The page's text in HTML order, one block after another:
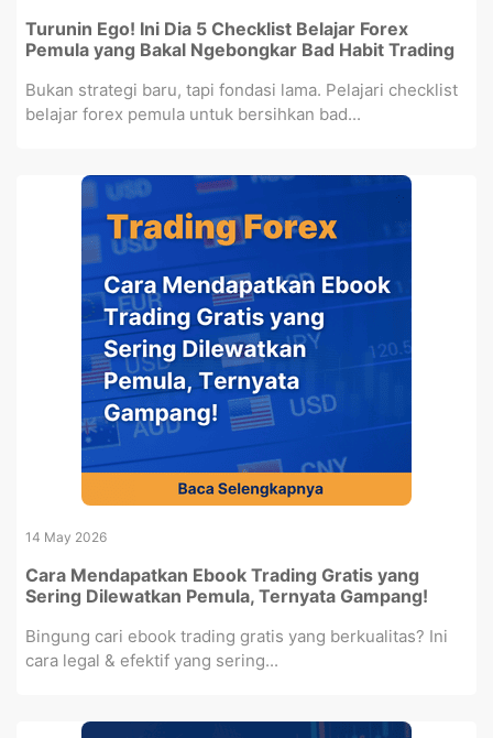
Turunin Ego! Ini Dia 5 Checklist Belajar Forex
Pemula yang Bakal Ngebongkar Bad Habit Trading
Bukan strategi baru, tapi fondasi lama. Pelajari checklist
belajar forex pemula untuk bersihkan bad...
14 May 2026
Cara Mendapatkan Ebook Trading Gratis yang
Sering Dilewatkan Pemula, Ternyata Gampang!
Bingung cari ebook trading gratis yang berkualitas? Ini
cara legal & efektif yang sering...